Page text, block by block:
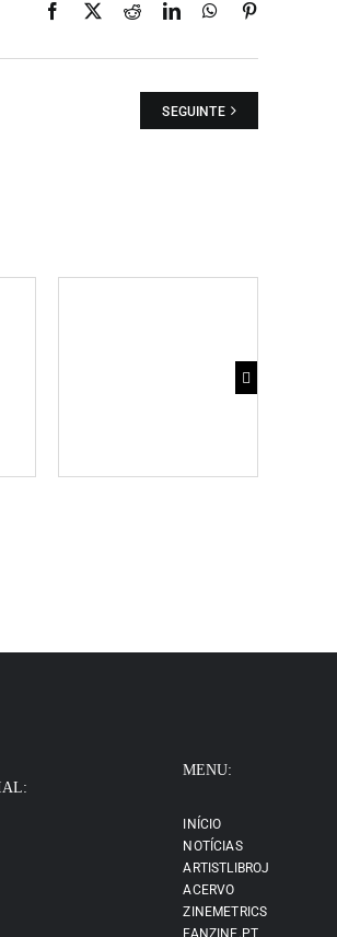
Facebook
X RedditLinkedInWhatsApp
SEGUINTE
MENU:
INÍCIO
NOTÍCIAS
ARTISTLIBROJ
ACERVO
ZINEMETRICS